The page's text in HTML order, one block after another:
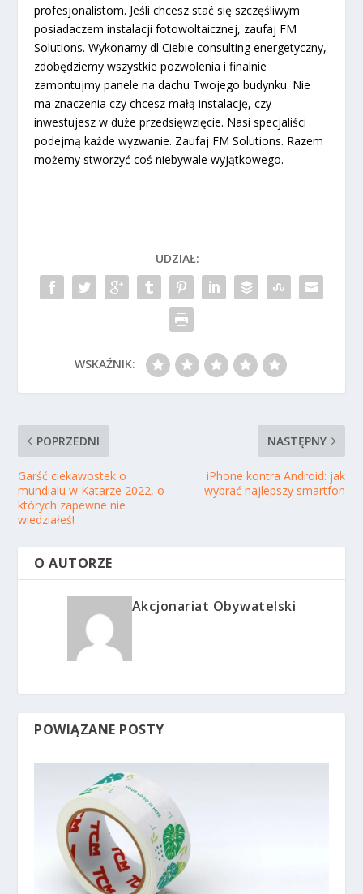
profesjonalistom. Jeśli chcesz stać się szczęśliwym
posiadaczem instalacji fotowoltaicznej, zaufaj FM
Solutions. Wykonamy dl Ciebie consulting energetyczny,
zdobędziemy wszystkie pozwolenia i finalnie
zamontujmy panele na dachu Twojego budynku. Nie
ma znaczenia czy chcesz małą instalację, czy
inwestujesz w duże przedsięwzięcie. Nasi specjaliści
podejmą każde wyzwanie. Zaufaj FM Solutions. Razem
możemy stworzyć coś niebywale wyjątkowego.
UDZIAŁ:
WSKAŹNIK:
POPRZEDNI
Garść ciekawostek o
mundialu w Katarze 2022, o
których zapewne nie
wiedziałeś!
NASTĘPNY
iPhone kontra Android: jak
wybrać najlepszy smartfon
O AUTORZE
Akcjonariat Obywatelski
POWIĄZANE POSTY